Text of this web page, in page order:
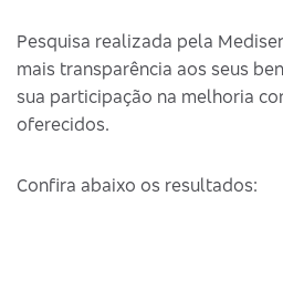
Pesquisa realizada pela
mais transparência aos seus
sua participação na melhoria
oferecidos.
Confira abaixo os resultados: